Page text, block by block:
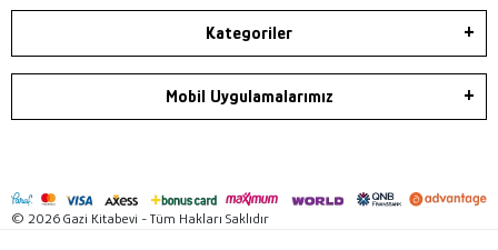
Kategoriler
Mobil Uygulamalarımız
© 2026 Gazi Kitabevi - Tüm Hakları Saklıdır